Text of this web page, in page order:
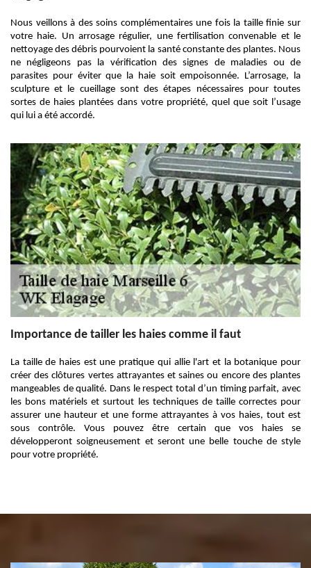
Nous veillons à des soins complémentaires une fois la taille finie sur
votre haie. Un arrosage régulier, une fertilisation convenable et le
nettoyage des débris pourvoient la santé constante des plantes. Nous
ne négligeons pas la vérification des signes de maladies ou de
parasites pour éviter que la haie soit empoisonnée. L’arrosage, la
sculpture et le cueillage sont des étapes nécessaires pour toutes
sortes de haies plantées dans votre propriété, quel que soit l’usage
qui lui a été accordé.
Importance de tailler les haies comme il faut
La taille de haies est une pratique qui allie l'art et la botanique pour
créer des clôtures vertes attrayantes et saines ou encore des plantes
mangeables de qualité. Dans le respect total d’un timing parfait, avec
les bons matériels et surtout les techniques de taille correctes pour
assurer une hauteur et une forme attrayantes à vos haies, tout est
sous contrôle. Vous pouvez être certain que vos haies se
développeront soigneusement et seront une belle touche de style
pour votre propriété.